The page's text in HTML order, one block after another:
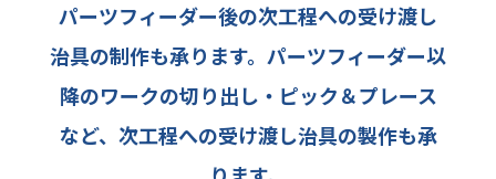
パーツフィーダー後の次工程への受け渡し
治具の制作も承ります。 パーツフィーダー以
降のワークの切り出し・ピック＆プレース
など、 次工程への受け渡し治具の製作も承